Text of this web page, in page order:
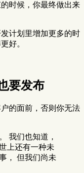
时候，你最终做出来
计划里增加更多的时
好。
要发布
的面前，否则你无法
我们也知道，
上还有一种未
， 但我们尚未